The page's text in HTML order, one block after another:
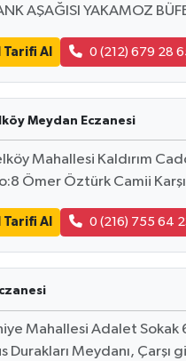
AŞAĞISI YAKAMOZ
Tarifi Al 0 (212) 679 28
Meydan Eczanesi
Mahallesi Kaldırım
Ömer Öztürk Camii
Tarifi Al 0 (216) 755 64
Mahallesi Adalet Sokak
Durakları Meydanı, Çarşı